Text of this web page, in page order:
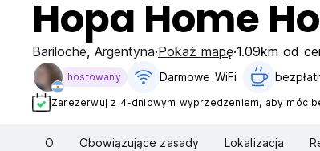
Hopa Home
Bariloche, Argentyna Pokaż mapę 1.09km od
hostowany Darmowe WiFi
Zarezerwuj z 4-dniowym wyprzedzeniem, aby móc
O Obowiązujące zasady Lokalizacja